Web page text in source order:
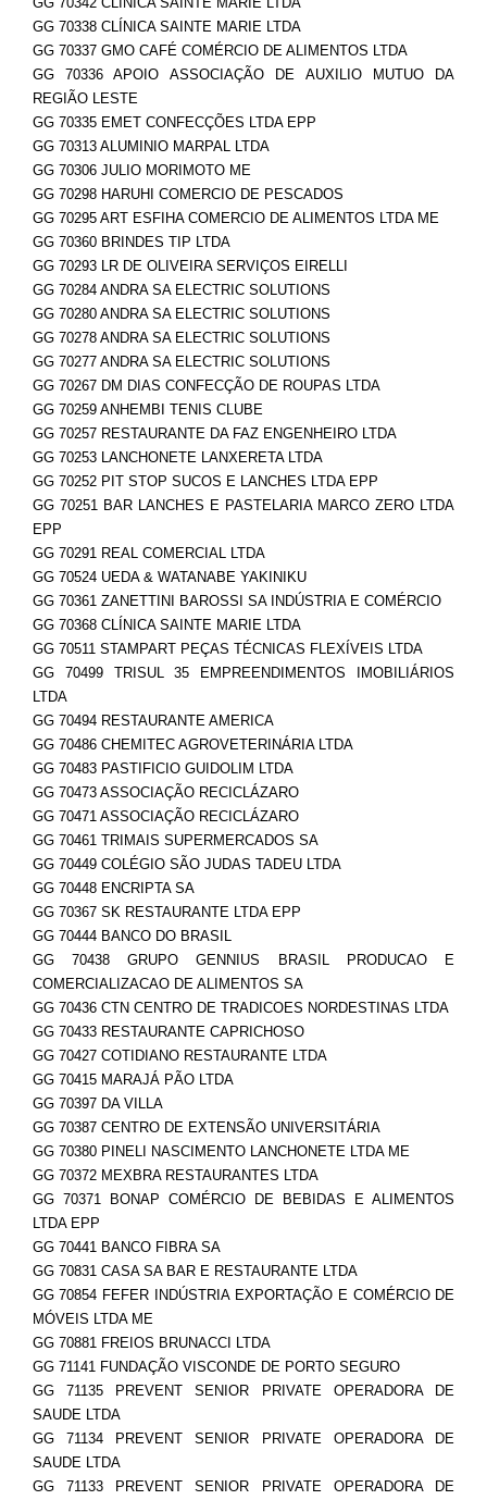
GG 70338 CLÍNICA SAINTE MARIE LTDA
GG 70337 GMO CAFÉ COMÉRCIO DE ALIMENTOS LTDA
GG 70336 APOIO ASSOCIAÇÃO DE AUXILIO MUTUO DA
REGIÃO LESTE
GG 70335 EMET CONFECÇÕES LTDA EPP
GG 70313 ALUMINIO MARPAL LTDA
GG 70306 JULIO MORIMOTO ME
GG 70298 HARUHI COMERCIO DE PESCADOS
GG 70295 ART ESFIHA COMERCIO DE ALIMENTOS LTDA ME
GG 70360 BRINDES TIP LTDA
GG 70293 LR DE OLIVEIRA SERVIÇOS EIRELLI
GG 70284 ANDRA SA ELECTRIC SOLUTIONS
GG 70280 ANDRA SA ELECTRIC SOLUTIONS
GG 70278 ANDRA SA ELECTRIC SOLUTIONS
GG 70277 ANDRA SA ELECTRIC SOLUTIONS
GG 70267 DM DIAS CONFECÇÃO DE ROUPAS LTDA
GG 70259 ANHEMBI TENIS CLUBE
GG 70257 RESTAURANTE DA FAZ ENGENHEIRO LTDA
GG 70253 LANCHONETE LANXERETA LTDA
GG 70252 PIT STOP SUCOS E LANCHES LTDA EPP
GG 70251 BAR LANCHES E PASTELARIA MARCO ZERO LTDA
EPP
GG 70291 REAL COMERCIAL LTDA
GG 70524 UEDA & WATANABE YAKINIKU
GG 70361 ZANETTINI BAROSSI SA INDÚSTRIA E COMÉRCIO
GG 70368 CLÍNICA SAINTE MARIE LTDA
GG 70511 STAMPART PEÇAS TÉCNICAS FLEXÍVEIS LTDA
GG 70499 TRISUL 35 EMPREENDIMENTOS IMOBILIÁRIOS
LTDA
GG 70494 RESTAURANTE AMERICA
GG 70486 CHEMITEC AGROVETERINÁRIA LTDA
GG 70483 PASTIFICIO GUIDOLIM LTDA
GG 70473 ASSOCIAÇÃO RECICLÁZARO
GG 70471 ASSOCIAÇÃO RECICLÁZARO
GG 70461 TRIMAIS SUPERMERCADOS SA
GG 70449 COLÉGIO SÃO JUDAS TADEU LTDA
GG 70448 ENCRIPTA SA
GG 70367 SK RESTAURANTE LTDA EPP
GG 70444 BANCO DO BRASIL
GG 70438 GRUPO GENNIUS BRASIL PRODUCAO E
COMERCIALIZACAO DE ALIMENTOS SA
GG 70436 CTN CENTRO DE TRADICOES NORDESTINAS LTDA
GG 70433 RESTAURANTE CAPRICHOSO
GG 70427 COTIDIANO RESTAURANTE LTDA
GG 70415 MARAJÁ PÃO LTDA
GG 70397 DA VILLA
GG 70387 CENTRO DE EXTENSÃO UNIVERSITÁRIA
GG 70380 PINELI NASCIMENTO LANCHONETE LTDA ME
GG 70372 MEXBRA RESTAURANTES LTDA
GG 70371 BONAP COMÉRCIO DE BEBIDAS E ALIMENTOS
LTDA EPP
GG 70441 BANCO FIBRA SA
GG 70831 CASA SA BAR E RESTAURANTE LTDA
GG 70854 FEFER INDÚSTRIA EXPORTAÇÃO E COMÉRCIO DE
MÓVEIS LTDA ME
GG 70881 FREIOS BRUNACCI LTDA
GG 71141 FUNDAÇÃO VISCONDE DE PORTO SEGURO
GG 71135 PREVENT SENIOR PRIVATE OPERADORA DE
SAUDE LTDA
GG 71134 PREVENT SENIOR PRIVATE OPERADORA DE
SAUDE LTDA
GG 71133 PREVENT SENIOR PRIVATE OPERADORA DE